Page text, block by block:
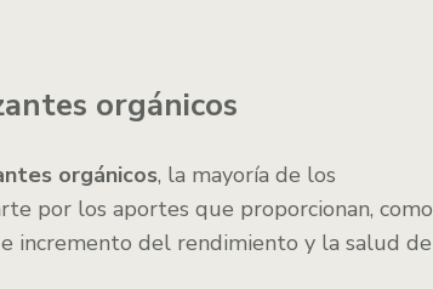
orgánicos
orgánicos, la mayoría de los
por los aportes que proporcionan, como
incremento del rendimiento y la salud de